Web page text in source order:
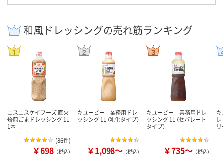
和風ドレッシングの売れ筋ランキング
エスエスケイフーズ 直火
焙煎ごまドレッシング 1L
1本
(86件)
￥698 （税込）
キユーピー 業務用ドレ
ッシング 1L （乳化タイプ）
￥1,098～ （税込）
キユーピー 業務用ドレ
ッシング 1L （セパレート
タイプ）
￥735～ （税込）